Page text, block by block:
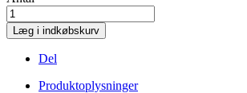
Læg i indkøbskurv
Del
Produktoplysninger